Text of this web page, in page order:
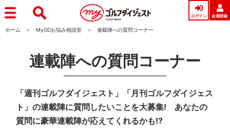
ログイン 会員登録
ホーム MyGDお悩み相談室 連載陣への質問コーナー
連載陣への質問コーナー
「週刊ゴルフダイジェスト」「月刊ゴルフダイジェス
ト」の連載陣に質問したいことを大募集! あなたの
質問に豪華連載陣が応えてくれるかも!?